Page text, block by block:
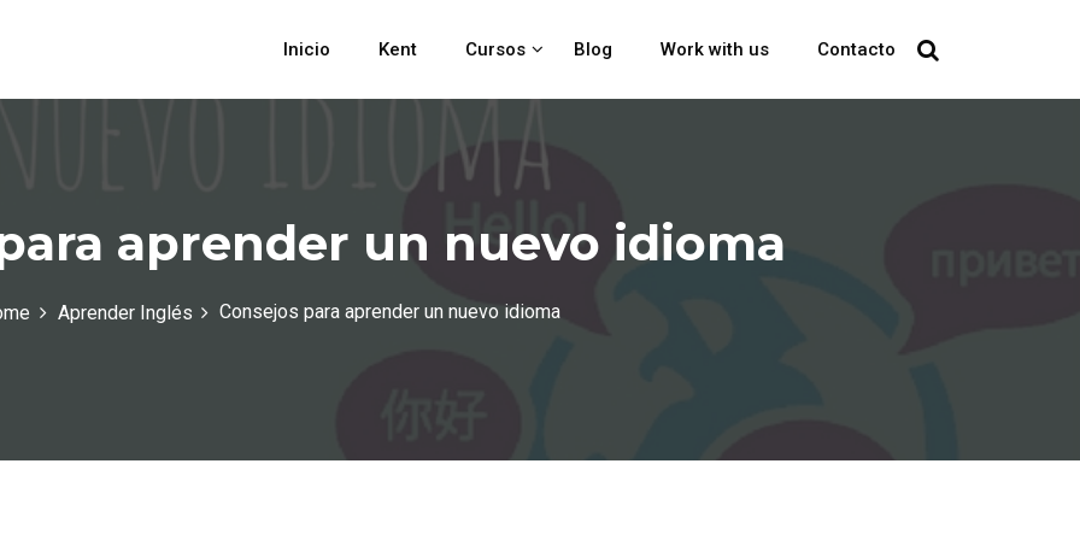
Inicio Kent Cursos Blog Work with us Contacto
aprender un nuevo idioma
Aprender Inglés Consejos para aprender un nuevo idioma